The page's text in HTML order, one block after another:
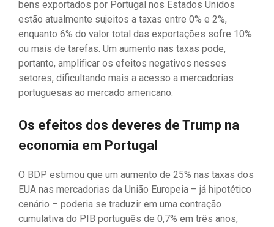
bens exportados por Portugal nos Estados Unidos
estão atualmente sujeitos a taxas entre 0% e 2%,
enquanto 6% do valor total das exportações sofre 10%
ou mais de tarefas. Um aumento nas taxas pode,
portanto, amplificar os efeitos negativos nesses
setores, dificultando mais a acesso a mercadorias
portuguesas ao mercado americano.
Os efeitos dos deveres de Trump na
economia em Portugal
O BDP estimou que um aumento de 25% nas taxas dos
EUA nas mercadorias da União Europeia – já hipotético
cenário – poderia se traduzir em uma contração
cumulativa do PIB português de 0,7% em três anos,